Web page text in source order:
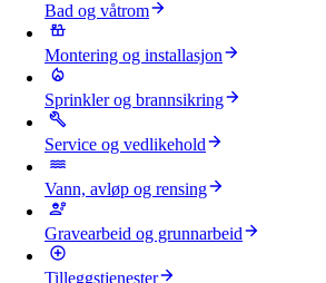
Bad og våtrom
Montering og installasjon
Sprinkler og brannsikring
Service og vedlikehold
Vann, avløp og rensing
Gravearbeid og grunnarbeid
Tilleggstjenester